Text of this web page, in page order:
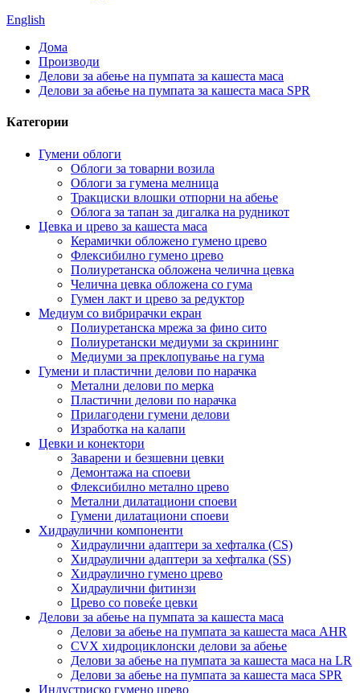
English
Дома
Производи
Делови за абење на пумпата за кашеста маса
Делови за абење на пумпата за кашеста маса SPR
Категории
Гумени облоги
Облоги за товарни возила
Облоги за гумена мелница
Тракциски влошки отпорни на абење
Облога за тапан за дигалка на рудникот
Цевка и црево за кашеста маса
Керамички обложено гумено црево
Флексибилно гумено црево
Полиуретанска обложена челична цевка
Челична цевка обложена со гума
Гумен лакт и црево за редуктор
Медиум со вибрирачки екран
Полиуретанска мрежа за фино сито
Полиуретански медиуми за скрининг
Медиуми за преклопување на гума
Гумени и пластични делови по нарачка
Метални делови по мерка
Пластични делови по нарачка
Прилагодени гумени делови
Изработка на калапи
Цевки и конектори
Заварени и безшевни цевки
Демонтажа на споеви
Флексибилно метално црево
Метални дилатациони споеви
Гумени дилатациони споеви
Хидраулични компоненти
Хидраулични адаптери за хефталка (CS)
Хидраулични адаптери за хефталка (SS)
Хидраулично гумено црево
Хидраулични фитинзи
Црево со повеќе цевки
Делови за абење на пумпата за кашеста маса
Делови за абење на пумпата за кашеста маса AHR
CVX хидроциклонски делови за абење
Делови за абење на пумпата за кашеста маса на LR
Делови за абење на пумпата за кашеста маса SPR
Индустриско гумено црево